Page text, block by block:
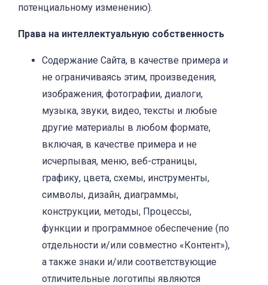
потенциальному изменению).
Права на интеллектуальную собственность
Содержание Сайта, в качестве примера и
не ограничиваясь этим, произведения,
изображения, фотографии, диалоги,
музыка, звуки, видео, тексты и любые
другие материалы в любом формате,
включая, в качестве примера и не
исчерпывая, меню, веб-страницы,
графику, цвета, схемы, инструменты,
символы, дизайн, диаграммы,
конструкции, методы, Процессы,
функции и программное обеспечение (по
отдельности и/или совместно «Контент»),
а также знаки и/или соответствующие
отличительные логотипы являются